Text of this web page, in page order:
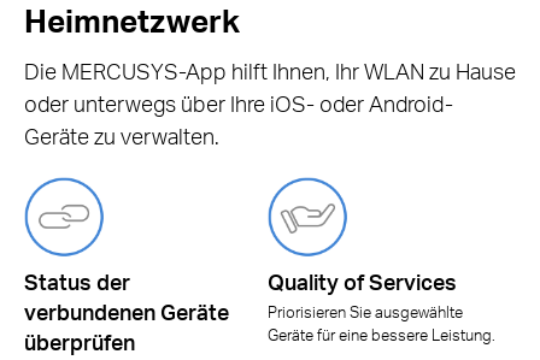
Heimnetzwerk
Die MERCUSYS-App hilft Ihnen, Ihr WLAN zu Hause
oder unterwegs über Ihre iOS- oder Android-
Geräte zu verwalten.
Status der
verbundenen Geräte
überprüfen
Quality of Services
Priorisieren Sie ausgewählte
Geräte für eine bessere Leistung.